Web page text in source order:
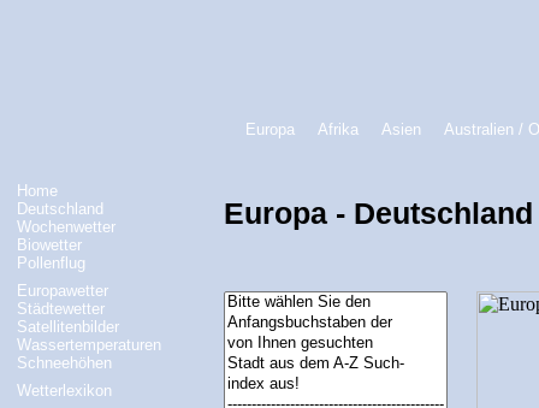
Europa Afrika Asien Australien /
Home
Deutschland
Wochenwetter
Biowetter
Pollenflug
Europawetter
Städtewetter
Satellitenbilder
Wassertemperaturen
Schneehöhen
Wetterlexikon
Europa -